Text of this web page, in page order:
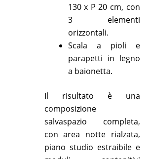
130 x P 20 cm, con
3 elementi
orizzontali.
Scala a pioli e
parapetti in legno
a baionetta.
Il risultato è una
composizione
salvaspazio completa,
con area notte rialzata,
piano studio estraibile e